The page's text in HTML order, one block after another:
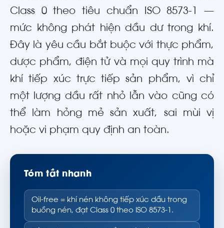
Class 0 theo tiêu chuẩn ISO 8573-1 —
mức không phát hiện dầu dư trong khí.
Đây là yêu cầu bắt buộc với thực phẩm,
dược phẩm, điện tử và mọi quy trình mà
khí tiếp xúc trực tiếp sản phẩm, vì chỉ
một lượng dầu rất nhỏ lẫn vào cũng có
thể làm hỏng mẻ sản xuất, sai mùi vị
hoặc vi phạm quy định an toàn.
Tóm tắt nhanh
Oil-free = khí nén không tiếp xúc dầu trong
buồng nén, đạt Class 0 theo ISO 8573-1.